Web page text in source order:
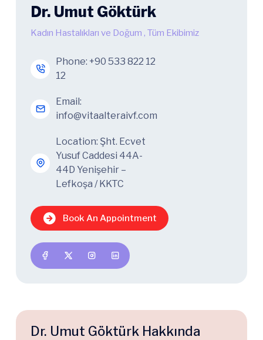
Dr. Umut Göktürk
Kadın Hastalıkları ve Doğum , Tüm Ekibimiz
Phone: +90 533 822 12
12
Email:
info@vitaalteraivf.com
Location: Şht. Ecvet
Yusuf Caddesi 44A-
44D Yenişehir –
Lefkoşa / KKTC
Book An Appointment
Dr. Umut Göktürk Hakkında